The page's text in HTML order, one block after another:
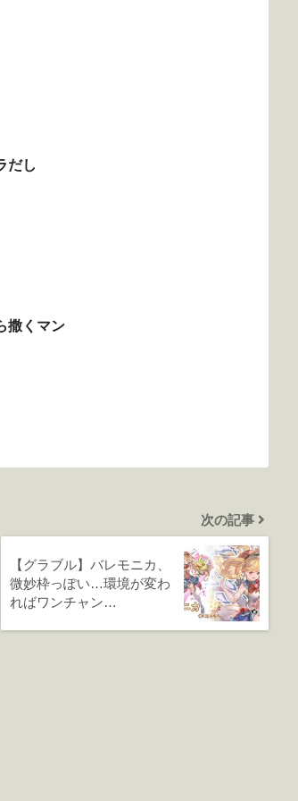
だし
撒くマン
次の記事
【グラブル】バレモニカ、
微妙枠っぽい…環境が変わ
ればワンチャン…